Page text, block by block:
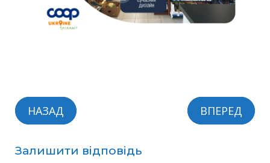
НАЗАД ВПЕРЕД
Залишити відповідь